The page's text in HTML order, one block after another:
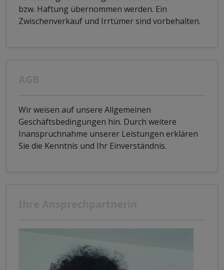
bzw. Haftung übernommen werden. Ein
Zwischenverkauf und Irrtümer sind vorbehalten.
Wir weisen auf unsere Allgemeinen
Geschäftsbedingungen hin. Durch weitere
Inanspruchnahme unserer Leistungen erklären
Sie die Kenntnis und Ihr Einverständnis.